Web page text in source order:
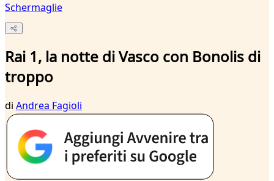
Schermaglie
Rai 1, la notte di Vasco con Bonolis di
troppo
di Andrea Fagioli